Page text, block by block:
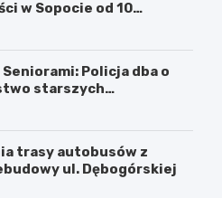
w Sopocie od 10
Policja dba o
starszych
trasy autobusów z
ul. Dębogórskiej